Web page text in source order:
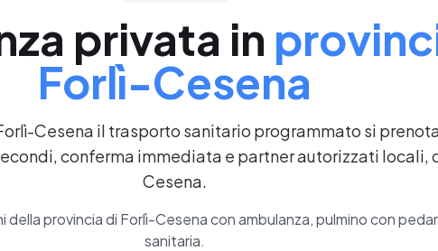
privata in
Forlì-Cesena
Cesena il trasporto sanitario programmato si
conferma immediata e partner autorizzati locali,
Cesena.
della provincia di Forlì-Cesena con ambulanza, pulmino con
sanitaria.